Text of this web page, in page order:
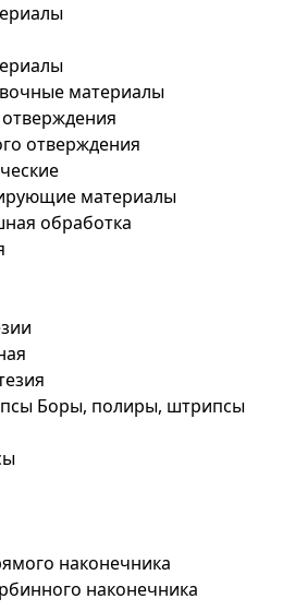
материалы
отверждения
материалы
обработка
Боры, полиры, штрипсы
наконечника
наконечника